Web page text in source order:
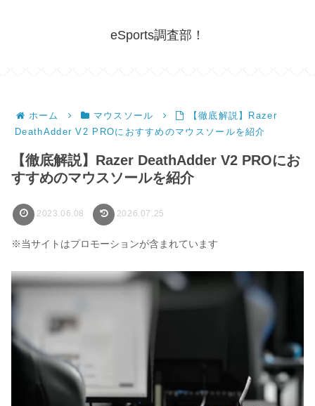
eSports調査部！
ホーム マウスソール
【徹底解説】Razer
DeathAdder V2 PROにおすすめのマウスソールを紹介
【徹底解説】Razer DeathAdder V2 PROにお
すすめのマウスソールを紹介
2023.06.08 2026.07.25
※当サイトはプロモーションが含まれています